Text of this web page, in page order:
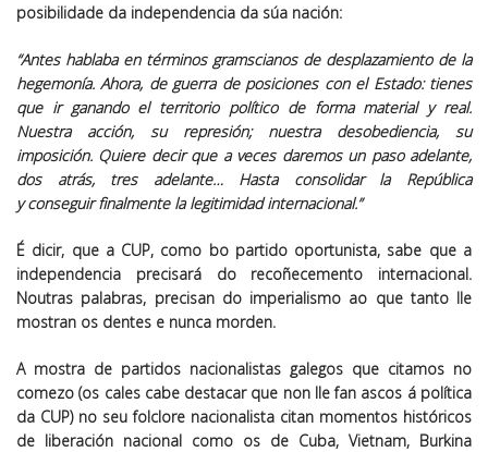
posibilidade da independencia da súa nación:
“Antes hablaba en términos gramscianos de desplazamiento de la
hegemonía. Ahora, de guerra de posiciones con el Estado: tienes
que ir ganando el territorio político de forma material y real.
Nuestra acción, su represión; nuestra desobediencia, su
imposición. Quiere decir que a veces daremos un paso adelante,
dos atrás, tres adelante… Hasta consolidar la República
yconseguir finalmente la legitimidad internacional.”
É dicir, que a CUP, como bo partido oportunista, sabe que a
independencia precisará do recoñecemento internacional.
Noutras palabras, precisan do imperialismo ao que tanto lle
mostran os dentes e nunca morden.
A mostra de partidos nacionalistas galegos que citamos no
comezo (os cales cabe destacar que non lle fan ascos á política
da CUP) no seu folclore nacionalista citan momentos históricos
de liberación nacional como os de Cuba, Vietnam, Burkina